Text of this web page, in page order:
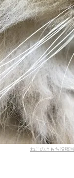
ねこのきもち投稿